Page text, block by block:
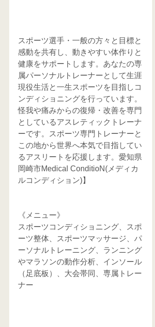
スポーツ選手・一般の方々と目標と
感動を共有し、動きやすい体作りと
健康をサポートします。あなたの専
属パーソナルトレーナーとして生涯
現役生活と一生スポーツを目指しコ
ンディショニングを行っています。
怪我や痛みからの復帰・改善を専門
としているアスレティックトレーナ
ーです。スポーツ専門トレーナーと
この地から世界へ本気で目指してい
るアスリートを応援します。愛知県
岡崎市Medical ConditioN(メディカ
ルコンディション)】
《メニュー》
スポーツコンディショニング、スポ
ーツ整体、スポーツマッサージ、パ
ーソナルトレーニング、ランニング
やマラソンの動作分析、インソール
（足底板）、大会帯同、専属トレー
ナー